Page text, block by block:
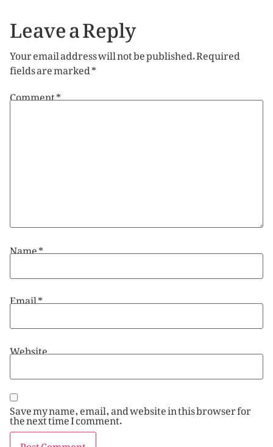
Leave a Reply
Your email address will not be published.Required
fields are marked*
Comment*
Name*
Email*
Website
Save my name, email, and website in this browser for
the next time I comment.